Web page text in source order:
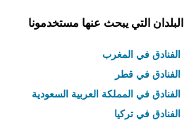
البلدان التي يبحث عنها مستخدمونا
الفنادق في المغرب
الفنادق في قطر
الفنادق في المملكة العربية السعودية
الفنادق في تركيا